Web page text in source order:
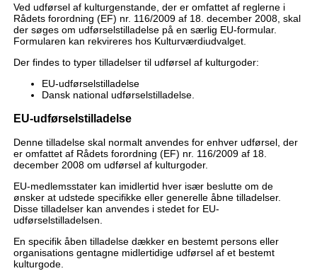
Ved udførsel af kulturgenstande, der er omfattet af reglerne i
Rådets forordning (EF) nr. 116/2009 af 18. december 2008, skal
der søges om udførselstilladelse på en særlig EU-formular.
Formularen kan rekvireres hos Kulturværdiudvalget.
Der findes to typer tilladelser til udførsel af kulturgoder:
EU-udførselstilladelse
Dansk national udførselstilladelse.
EU-udførselstilladelse
Denne tilladelse skal normalt anvendes for enhver udførsel, der
er omfattet af Rådets forordning (EF) nr. 116/2009 af 18.
december 2008 om udførsel af kulturgoder.
EU-medlemsstater kan imidlertid hver især beslutte om de
ønsker at udstede specifikke eller generelle åbne tilladelser.
Disse tilladelser kan anvendes i stedet for EU-
udførselstilladelsen.
En specifik åben tilladelse dækker en bestemt persons eller
organisations gentagne midlertidige udførsel af et bestemt
kulturgode.